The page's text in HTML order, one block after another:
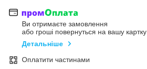
Ви отримаєте замовлення
або гроші повернуться на вашу картку
Детальніше
Оплатити частинами